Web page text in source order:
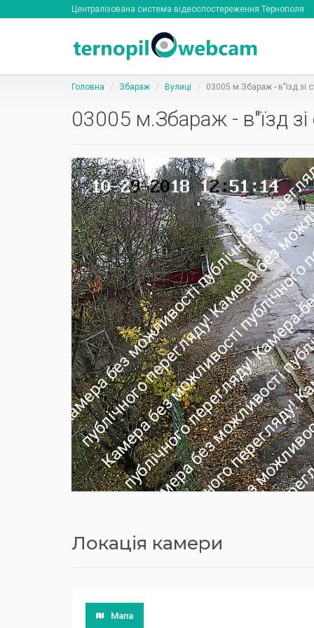
Централізована система відеоспостереження Тернополя
Головна Збараж Вулиці 03005 м.Збараж - в"їзд зі
03005 м.Збараж - в"їзд
Локація камери
Мапа